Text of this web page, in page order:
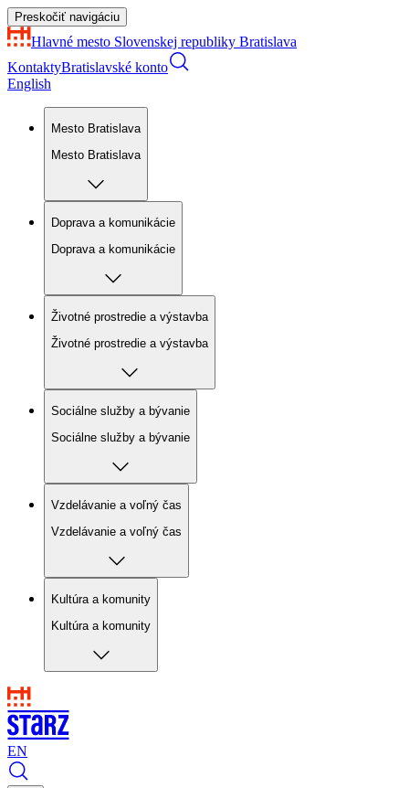
Preskočiť navigáciu
Hlavné mesto Slovenskej republiky Bratislava
KontaktyBratislavské konto
English
Mesto Bratislava
Mesto Bratislava
Doprava a komunikácie
Doprava a komunikácie
Životné prostredie a výstavba
Životné prostredie a výstavba
Sociálne služby a bývanie
Sociálne služby a bývanie
Vzdelávanie a voľný čas
Vzdelávanie a voľný čas
Kultúra a komunity
Kultúra a komunity
EN